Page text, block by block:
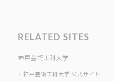
RELATED SITES
神戸芸術工科大学
神戸芸術工科大学 公式サイト